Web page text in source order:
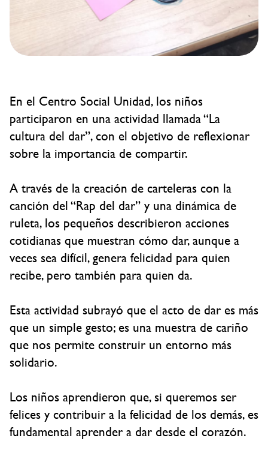
En el Centro Social Unidad, los niños
participaron en una actividad llamada “La
cultura del dar”, con el objetivo de reflexionar
sobre la importancia de compartir.
A través de la creación de carteleras con la
canción del “Rap del dar” y una dinámica de
ruleta, los pequeños describieron acciones
cotidianas que muestran cómo dar, aunque a
veces sea difícil, genera felicidad para quien
recibe, pero también para quien da.
Esta actividad subrayó que el acto de dar es más
que un simple gesto; es una muestra de cariño
que nos permite construir un entorno más
solidario.
Los niños aprendieron que, si queremos ser
felices y contribuir a la felicidad de los demás, es
fundamental aprender a dar desde el corazón.